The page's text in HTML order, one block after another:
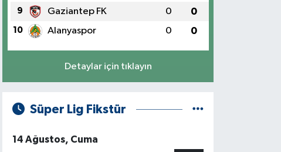
9 Gaziantep FK 0 0
10 Alanyaspor 0 0
Detaylar için tıklayın
Süper Lig Fikstür
14 Ağustos, Cuma